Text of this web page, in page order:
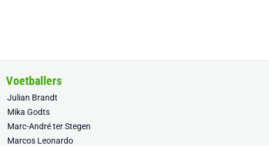
Voetballers
Julian Brandt
Mika Godts
Marc-André ter Stegen
Marcos Leonardo